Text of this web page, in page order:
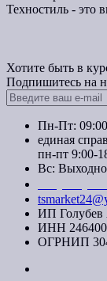
Техностиль - это
Хотите быть в
Подпишитесь на
Пн-Пт:
единая
пн-пт 9:00-
Вс:
ИП
ИНН
ОГРНИП